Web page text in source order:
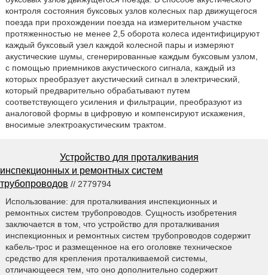
контроля состояния буксовых узлов колесных пар движущегося
поезда при прохождении поезда на измерительном участке
протяженностью не менее 2,5 оборота колеса идентифицируют
каждый буксовый узел каждой колесной пары и измеряют
акустические шумы, сгенерированные каждым буксовым узлом,
с помощью приемников акустического сигнала, каждый из
которых преобразует акустический сигнал в электрический,
который предварительно обрабатывают путем
соответствующего усиления и фильтрации, преобразуют из
аналоговой формы в цифровую и компенсируют искажения,
вносимые электроакустическим трактом.
Устройство для проталкивания
инспекционных и ремонтных систем
трубопроводов // 2779794
Использование: для проталкивания инспекционных и
ремонтных систем трубопроводов. Сущность изобретения
заключается в том, что устройство для проталкивания
инспекционных и ремонтных систем трубопроводов содержит
кабель-трос и размещенное на его оголовке техническое
средство для крепления проталкиваемой системы,
отличающееся тем, что оно дополнительно содержит